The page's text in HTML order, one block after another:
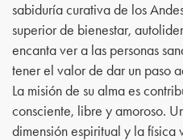
sabiduría curativa de los
superior de bienestar,
encanta ver a las personas
tener el valor de dar un paso
La misión de su alma es
consciente, libre y amoroso.
dimensión espiritual y la física